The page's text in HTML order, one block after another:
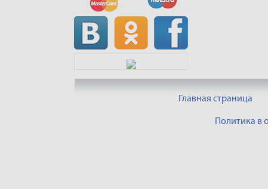
Главная страница
Политика в